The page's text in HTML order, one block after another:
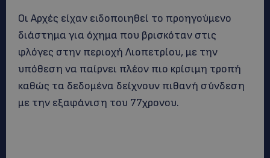
Οι Αρχές είχαν ειδοποιηθεί το προηγούμενο
διάστημα για όχημα που βρισκόταν στις
φλόγες στην περιοχή Λιοπετρίου, με την
υπόθεση να παίρνει πλέον πιο κρίσιμη τροπή
καθώς τα δεδομένα δείχνουν πιθανή σύνδεση
με την εξαφάνιση του 77χρονου.